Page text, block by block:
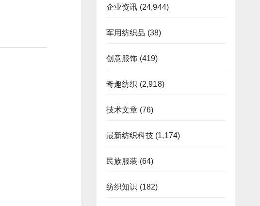
企业资讯 (24,944)
军用纺织品 (38)
创意服饰 (419)
奇趣纺织 (2,918)
技术文章 (76)
最新纺织科技(1,174)
民族服装 (64)
纺织知识 (182)